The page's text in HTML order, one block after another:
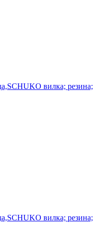
вилка; резина;
вилка; резина;